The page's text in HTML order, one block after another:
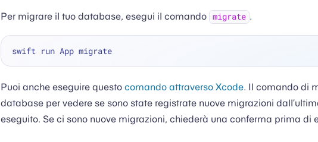
Per migrare il tuo database, esegui il comando migrate .
swift run App migrate
Puoi anche eseguire questo comando attraverso Xcode. Il comando di
database per vedere se sono state registrate nuove migrazioni
eseguito. Se ci sono nuove migrazioni, chiederà una conferma prima di